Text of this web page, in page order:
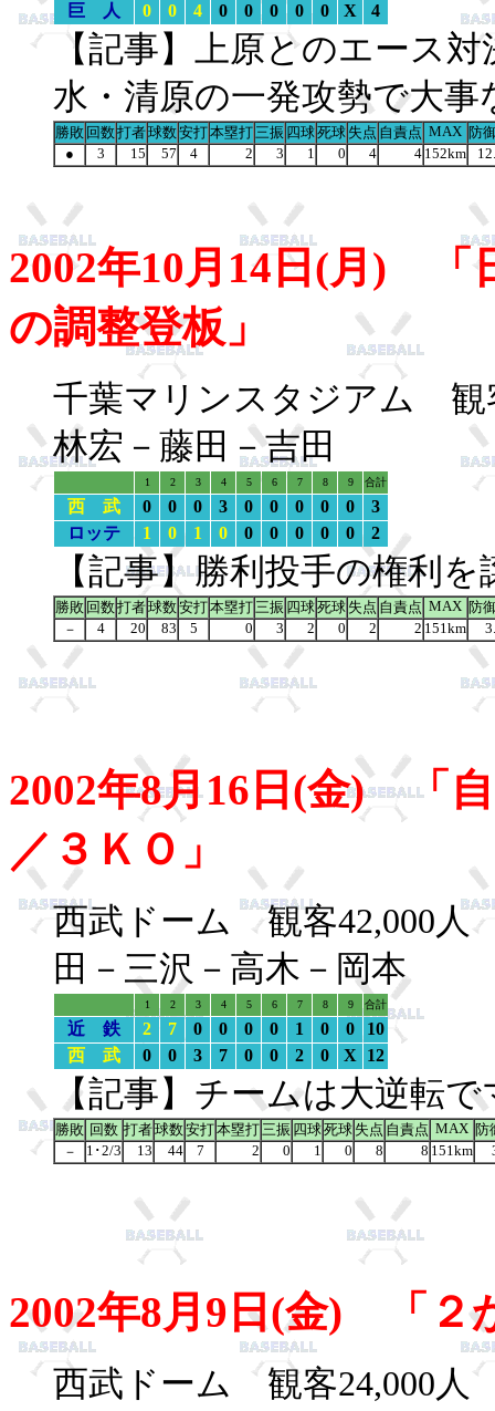
巨 人
0 0 4 0 0 0 0 0 X 4
【記事】上原とのエース
水・清原の一発攻勢で大
勝敗 回数打者球数安打本塁打三振 四球死球 失点 自責点 MAX 防
●
3 15 57 4 2 3 1 0 4 4 152km
2002年10月14日(月) 「
の調整登板」
千葉マリンスタジアム 観
林宏－藤田－吉田
1 2 3 4 5 6 7 8 9 合計
西 武 0 0 0 3 0 0 0 0 0
3
ロッテ
1 0 1 0 0 0 0 0 0 2
【記事】勝利投手の権利
勝敗 回数打者球数安打本塁打三振 四球死球 失点 自責点 MAX 防
－
4 20 83 5 0 3 2 0 2 2 151km
2002年8月16日(金) 「
／３ＫＯ」
西武ドーム 観客42,000人
田－三沢－高木－岡本
1 2 3 4 5 6 7 8 9 合計
近 鉄 2 7 0 0 0 0 1 0 0
10
西 武
0 0 3 7 0 0 2 0 X 12
【記事】チームは大逆転
勝敗 回数 打者球数安打本塁打三振 四球死球 失点 自責点 MAX 防
－
1･2/3 13 44 7 2 0 1 0 8 8 151km
2002年8月9日(金) 「２
西武ドーム 観客24,000人